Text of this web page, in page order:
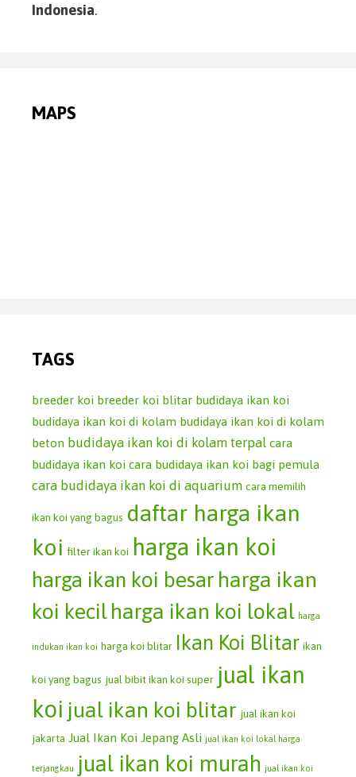
Indonesia.
MAPS
TAGS
breeder koi breeder koi blitar budidaya ikan koi
budidaya ikan koi di kolam budidaya ikan koi di kolam
beton budidaya ikan koi di kolam terpal cara
budidaya ikan koi cara budidaya ikan koi bagi pemula
cara budidaya ikan koi di aquarium cara memilih
ikan koi yang bagus daftar harga ikan
koi filter ikan koi harga ikan koi
harga ikan koi besar harga ikan
koi kecilharga ikan koi lokal harga
indukan ikan koi harga koi blitar Ikan Koi Blitar ikan
koi yang bagus jual bibit ikan koi super jual ikan
koi jual ikan koi blitar jual ikan koi
jakarta Jual Ikan Koi Jepang Asli jual ikan koi lokal harga
terjangkau jual ikan koi murah jual ikan koi